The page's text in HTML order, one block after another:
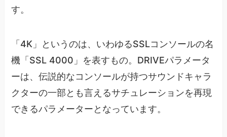
す。
「4K」というのは、いわゆるSSLコンソールの名
機「SSL 4000」を表すもの。DRIVEパラメータ
ーは、伝説的なコンソールが持つサウンドキャラ
クターの一部とも言えるサチュレーションを再現
できるパラメーターとなっています。